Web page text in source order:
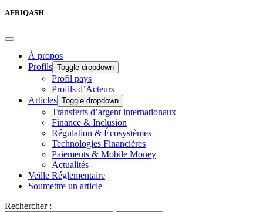
AFRIQASH
À propos
Profils Toggle dropdown
Profil pays
Profils d’Acteurs
Articles Toggle dropdown
Transferts d’argent internationaux
Finance & Inclusion
Régulation & Écosystèmes
Technologies Financières
Paiements & Mobile Money
Actualités
Veille Réglementaire
Soumettre un article
Rechercher :